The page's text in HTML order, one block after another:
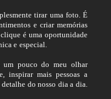
tirar uma foto. É
e criar memórias
clique é uma oportunidade
e especial.
um pouco do meu olhar
inspirar mais pessoas a
do nosso dia a dia.